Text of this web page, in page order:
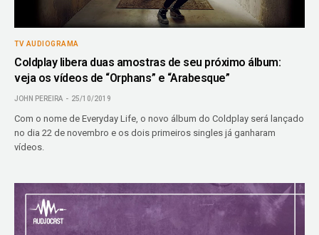
TV AUDIOGRAMA
Coldplay libera duas amostras de seu próximo álbum:
veja os vídeos de “Orphans” e “Arabesque”
JOHN PEREIRA 25/10/2019
Com o nome de Everyday Life, o novo álbum do Coldplay será lançado
no dia 22 de novembro e os dois primeiros singles já ganharam
vídeos.